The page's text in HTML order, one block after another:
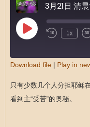
3月21日 清
1x
RSS FEED
LINK
Download file | Play in
只有少数几个人分担耶稣
看到主“受苦”的奥秘。